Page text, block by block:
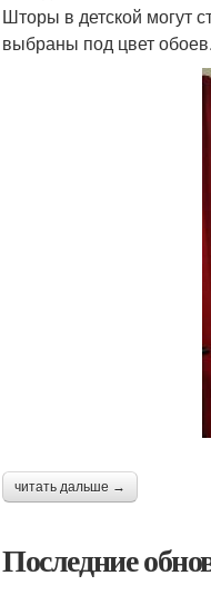
Шторы в детской могут
выбраны под цвет обоев.
читать дальше →
Последние